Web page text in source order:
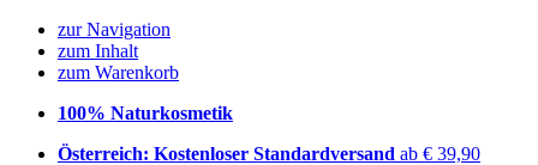
zur Navigation
zum Inhalt
zum Warenkorb
100% Naturkosmetik
Österreich: Kostenloser Standardversand ab € 39,90